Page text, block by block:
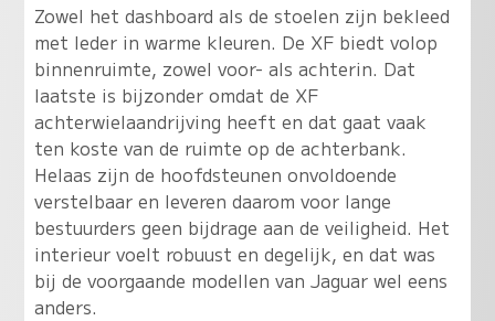
Zowel het dashboard als de stoelen zijn bekleed
met leder in warme kleuren. De XF biedt volop
binnenruimte, zowel voor- als achterin. Dat
laatste is bijzonder omdat de XF
achterwielaandrijving heeft en dat gaat vaak
ten koste van de ruimte op de achterbank.
Helaas zijn de hoofdsteunen onvoldoende
verstelbaar en leveren daarom voor lange
bestuurders geen bijdrage aan de veiligheid. Het
interieur voelt robuust en degelijk, en dat was
bij de voorgaande modellen van Jaguar wel eens
anders.